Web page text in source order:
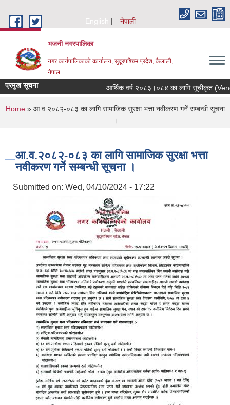
English
नेपाली
भजनी नगरपालिका
नगर कार्यपालिकाको कार्यालय, सुदूरपश्चिम प्रदेश, कैलाली,
नेपाल
प्रमुख सूचना आर्थिक वर्ष २०८३।०८४ का लागि सूचीकृत
You are here
Home» आ.व.२०८२-०८३ का लागि सामाजिक सुरक्षा भत्ता नवीकरण गर्ने सम्बन्धी सूचना
।
आ.व.२०८२-०८३ का लागि सामाजिक सुरक्षा भत्ता
नवीकरण गर्ने सम्बन्धी सूचना ।
Submitted on: Wed, 04/10/2024 - 17:22